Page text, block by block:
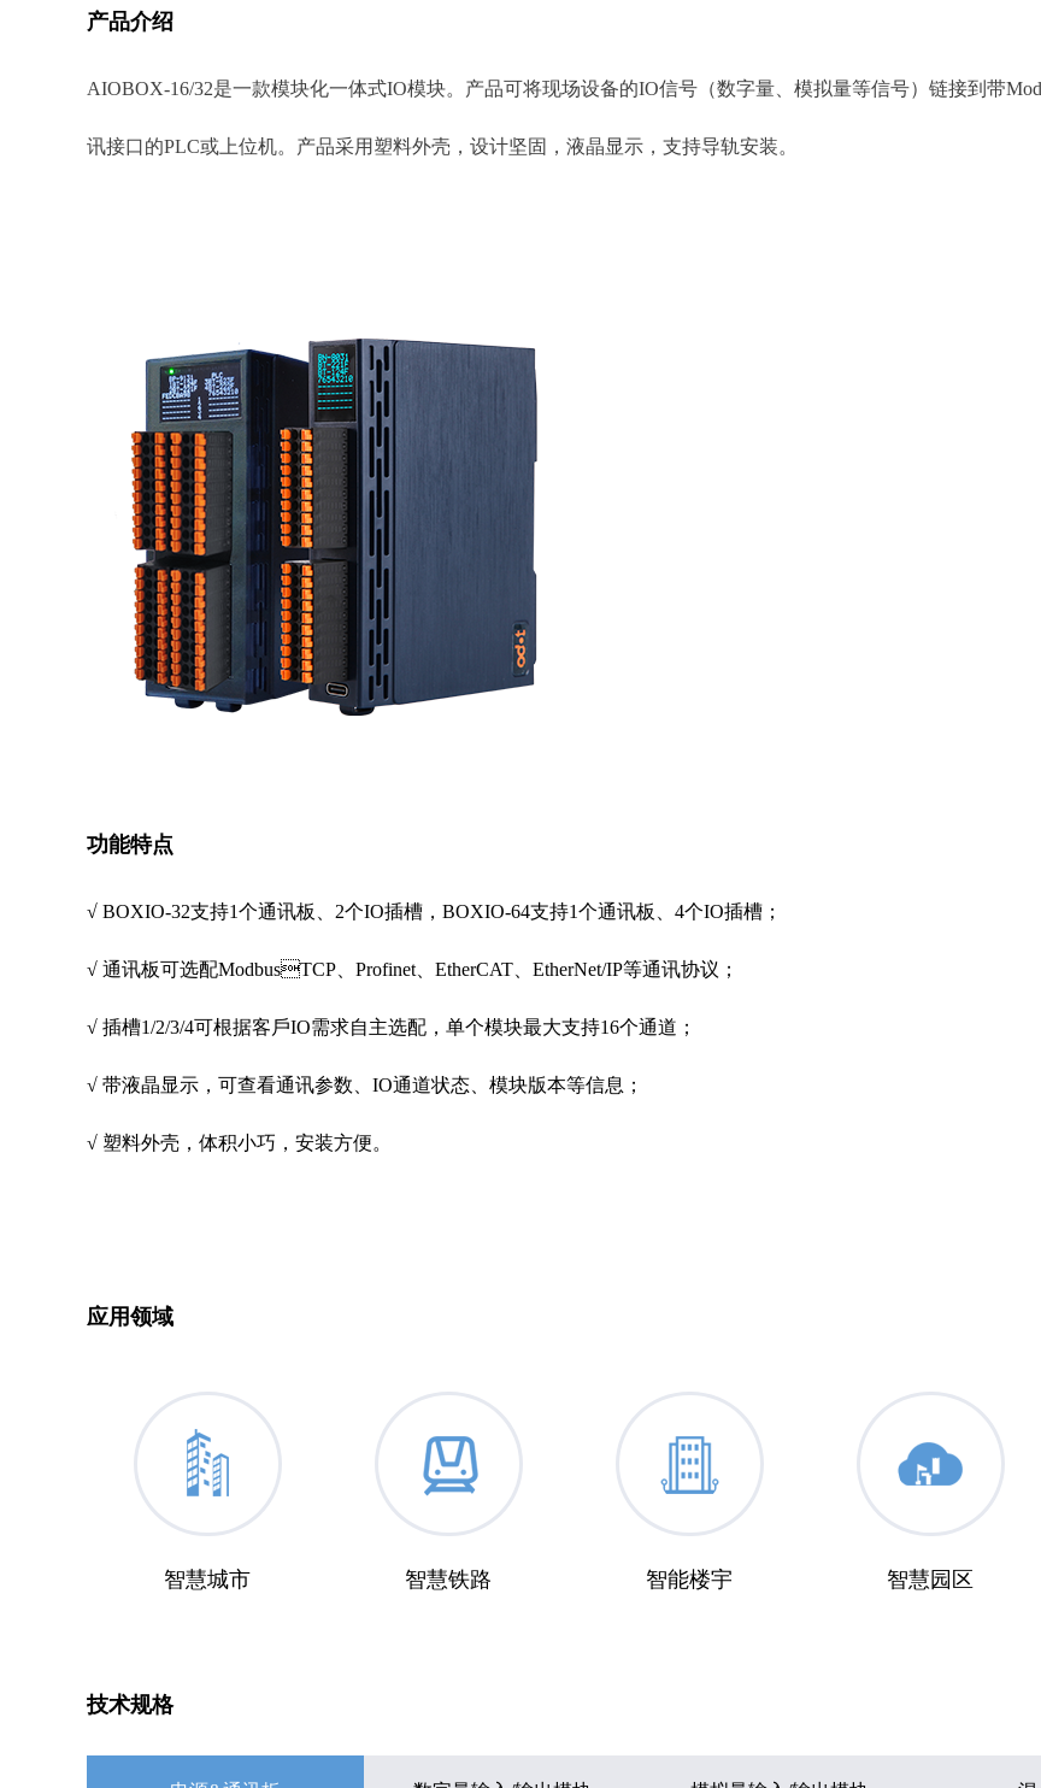
产品介绍
AIOBOX-16/32是⼀款模块化⼀体式IO模块。产品可将现场设备的IO信号（数字量、模拟量等信号）链接到带
讯接⼝的PLC或上位机。产品采⽤塑料外壳，设计坚固，液晶显示，⽀持导轨安装。
功能特点
√ BOXIO-32⽀持1个通讯板、2个IO插槽，BOXIO-64⽀持1个通讯板、4个IO插槽；
√ 通讯板可选配ModbusTCP、Profinet、EtherCAT、EtherNet/IP等通讯协议；
√ 插槽1/2/3/4可根据客⼾IO需求⾃主选配，单个模块最⼤⽀持16个通道；
√ 带液晶显⽰，可查看通讯参数、IO通道状态、模块版本等信息；
√ 塑料外壳，体积⼩巧，安装⽅便。
应用领域
智慧城市 智慧铁路 智能楼宇 智慧园区
技术规格